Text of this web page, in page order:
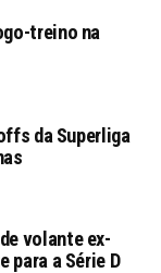
treino na
da Superliga
volante ex-
para a Série D